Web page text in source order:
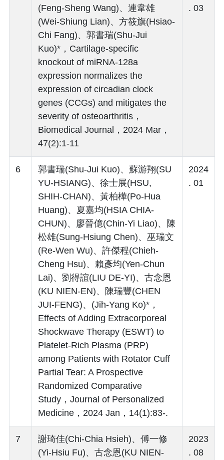
(Feng-Sheng Wang)、連韋雄
(Wei-Shiung Lian)、方筱旗(Hsiao-
Chi Fang)、郭書瑞(Shu-Jui
Kuo)*，Cartilage-specific
knockout of miRNA-128a
expression normalizes the
expression of circadian clock
genes (CCGs) and mitigates the
severity of osteoarthritis，
Biomedical Journal，2024 Mar，
47(2):1-11
. 03
6
郭書瑞(Shu-Jui Kuo)、蘇游翔(SU
YU-HSIANG)、徐士展(HSU,
SHIH-CHAN)、黃柏樺(Po-Hua
Huang)、夏嘉均(HSIA CHIA-
CHUN)、廖晉億(Chin-Yi Liao)、陳
松雄(Sung-Hsiung Chen)、巫瑞文
(Re-Wen Wu)、許傑程(Chieh-
Cheng Hsu)、賴彥均(Yen-Chun
Lai)、劉得誼(LIU DE-YI)、古念恩
(KU NIEN-EN)、陳瑞豐(CHEN
JUI-FENG)、(Jih-Yang Ko)*，
Effects of Adding Extracorporeal
Shockwave Therapy (ESWT) to
Platelet-Rich Plasma (PRP)
among Patients with Rotator Cuff
Partial Tear: A Prospective
Randomized Comparative
Study，Journal of Personalized
Medicine，2024 Jan，14(1):83-.
2024
. 01
7
謝琦佳(Chi-Chia Hsieh)、傅一修
(Yi-Hsiu Fu)、古念恩(KU NIEN-
2023
. 08